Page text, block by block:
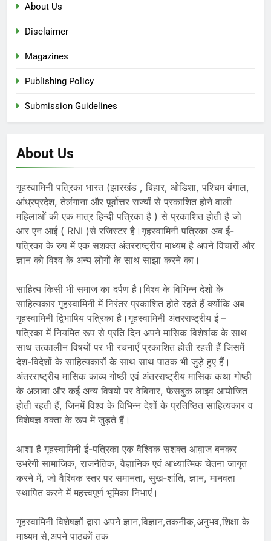
About Us
Disclaimer
Magazines
Publishing Policy
Submission Guidelines
About Us
गृहस्वामिनी पत्रिका भारत (झारखंड , बिहार, ओडिशा, पश्चिम बंगाल,
आंध्रप्रदेश, तेलंगाना और पूर्वोत्तर राज्यों से प्रकाशित होने वाली
महिलाओं की एक मात्र हिन्दी पत्रिका है ) से प्रकाशित होती है जो
आर एन आई ( RNI )से रजिस्टर है।गृहस्वामिनी पत्रिका अब ई-
पत्रिका के रुप में एक सशक्त अंतरराष्ट्रीय माध्यम है अपने विचारों और
ज्ञान को विश्व के अन्य लोगों के साथ साझा करने का।
साहित्य किसी भी समाज का दर्पण है।विश्व के विभिन्न देशों के
साहित्यकार गृहस्वामिनी में निरंतर प्रकाशित होते रहते हैं क्योंकि अब
गृहस्वामिनी द्विभाषिय पत्रिका है।गृहस्वामिनी अंतरराष्ट्रीय ई –
पत्रिका में नियमित रूप से प्रति दिन अपने मासिक विशेषांक के साथ
साथ तत्कालीन विषयों पर भी रचनाएँ प्रकाशित होती रहती हैं जिसमें
देश-विदेशों के साहित्यकारों के साथ साथ पाठक भी जुड़े हुए हैं।
अंतरराष्ट्रीय मासिक काव्य गोष्ठी एवं अंतरराष्ट्रीय मासिक कथा गोष्ठी
के अलावा और कई अन्य विषयों पर वेबिनार, फेसबुक लाइव आयोजित
होती रहती हैं, जिनमें विश्व के विभिन्न देशों के प्रतिष्ठित साहित्यकार व
विशेषज्ञ वक्ता के रूप में जुड़ते हैं।
आशा है गृहस्वामिनी ई-पत्रिका एक वैश्विक सशक्त आव़ाज बनकर
उभरेगी सामाजिक, राजनैतिक, वैज्ञानिक एवं आध्यात्मिक चेतना जागृत
करने में, जो वैश्विक स्तर पर समानता, सुख-शांति, ज्ञान, मानवता
स्थापित करने में महत्त्वपूर्ण भूमिका निभाएं।
गृहस्वामिनी विशेषज्ञों द्वारा अपने ज्ञान,विज्ञान,तकनीक,अनुभव,शिक्षा के
माध्यम से,अपने पाठकों तक